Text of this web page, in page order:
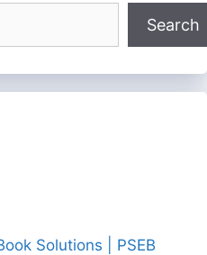
Search
Solutions | PSEB